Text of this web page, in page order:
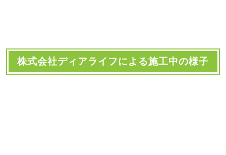
株式会社ディアライフによる施工中の様子